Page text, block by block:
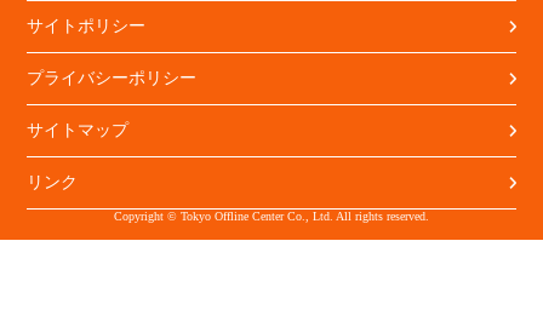
サイトポリシー
プライバシーポリシー
サイトマップ
リンク
Copyright © Tokyo Offline Center Co., Ltd. All rights reserved.